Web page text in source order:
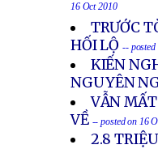
16 Oct 2010
TRƯỚC
HỐI LỘ--
KIẾN
NGUYÊN
VẪN
VỀ -- posted on 16
2.8